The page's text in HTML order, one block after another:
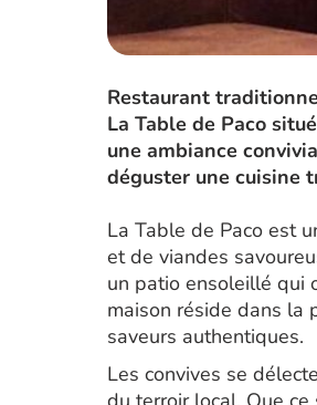
Restaurant
La Table de Paco
une ambiance
déguster une cuisine
La Table de Paco est
et de viandes
un patio ensoleillé qui
maison réside dans la
saveurs authentiques.
Les convives se